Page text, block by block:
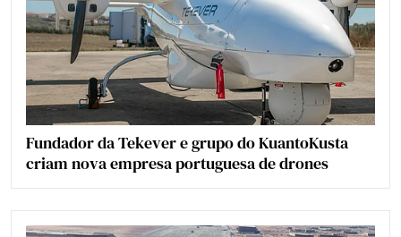
Fundador da Tekever e grupo do KuantoKusta
criam nova empresa portuguesa de drones